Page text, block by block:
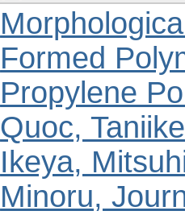
Formed
Propylene
Quoc,
Ikeya,
Minoru,